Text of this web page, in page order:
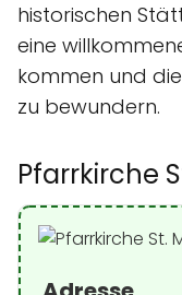
historischen
eine
kommen und
zu bewundern.
Pfarrkirche